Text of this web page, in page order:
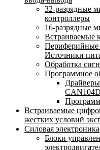
32-разрядные
контроллеры
16-разрядные
Встраиваемые
Периферийные
Источники
Обработка
Программное
CAN104D
Встраиваемые
жестких условий
Силовая электроника
Блоки